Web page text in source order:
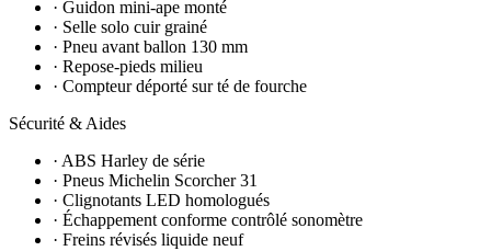
· Guidon mini-ape monté
· Selle solo cuir grainé
· Pneu avant ballon 130 mm
· Repose-pieds milieu
· Compteur déporté sur té de fourche
Sécurité & Aides
· ABS Harley de série
· Pneus Michelin Scorcher 31
· Clignotants LED homologués
· Échappement conforme contrôlé sonomètre
· Freins révisés liquide neuf